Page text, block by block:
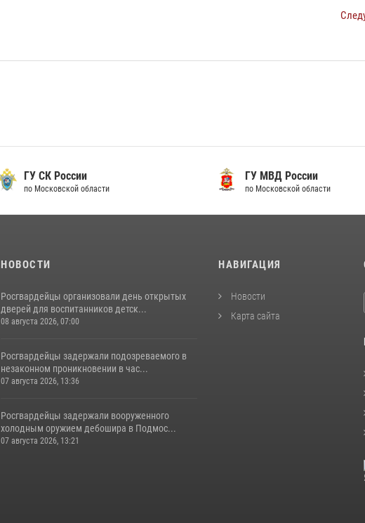
ГУ СК России
по Московской области
ГУ МВД России
по Московской области
НОВОСТИ
Росгвардейцы организовали день открытых
дверей для воспитанников детск...
08 августа 2026, 07:00
Росгвардейцы задержали подозреваемого в
незаконном проникновении в час...
07 августа 2026, 13:36
Росгвардейцы задержали вооруженного
холодным оружием дебошира в Подмос...
07 августа 2026, 13:21
НАВИГАЦИЯ
Новости
Карта сайта